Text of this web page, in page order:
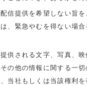
信提供を希望しない旨
、緊急やむを得ない場
供される文字、写真、
の他の情報に関する一
当社もしくは当該権利